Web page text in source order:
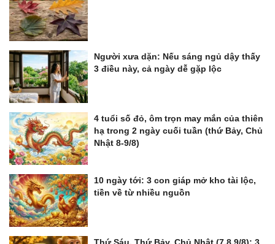
Người xưa dặn: Nếu sáng ngủ dậy thấy
3 điều này, cả ngày dễ gặp lộc
4 tuổi số đỏ, ôm trọn may mắn của thiên
hạ trong 2 ngày cuối tuần (thứ Bảy, Chủ
Nhật 8-9/8)
10 ngày tới: 3 con giáp mở kho tài lộc,
tiền về từ nhiều nguồn
Thứ Sáu, Thứ Bảy, Chủ Nhật (7,8,9/8): 3